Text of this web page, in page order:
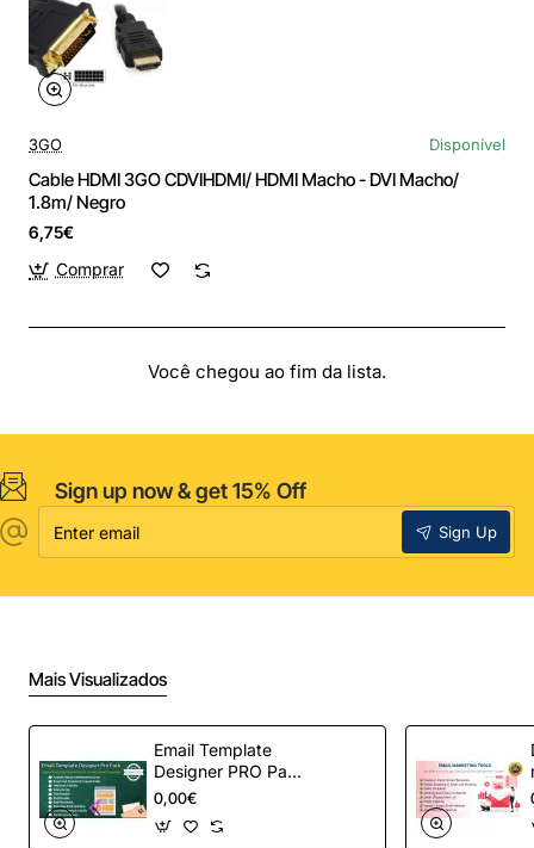
3GO Disponível
Cable HDMI 3GO CDVIHDMI/ HDMI Macho - DVI Macho/
1.8m/ Negro
6,75€
Comprar
Você chegou ao fim da lista.
Sign up now & get 15% Off
email
Sign Up
Mais Visualizados
Email Template
Designer PRO Pack
– Automação de e-
mail definitiva para
OpenCart
0,00€